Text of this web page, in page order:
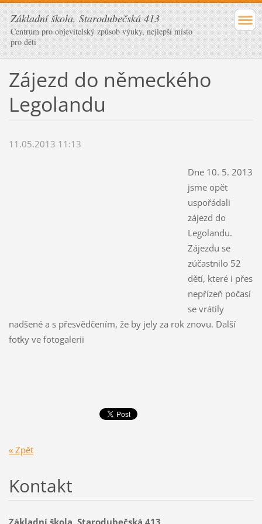
Základní škola, Starodubečská 413
Centrum pro objevitelský způsob výuky, nejlepší místo
pro děti
Zájezd do německého
Legolandu
11.05.2013 11:13
Dne 10. 5. 2013
jsme opět
uspořádali
zájezd do
Legolandu.
Zájezdu se
zúčastnilo 52
dětí, které i přes
nepřízeň počasí
se vrátily
nadšené a s přesvědčením, že by jely za rok znovu. Další
fotky ve fotogalerii
« Zpět
Kontakt
Základní škola, Starodubečská 413